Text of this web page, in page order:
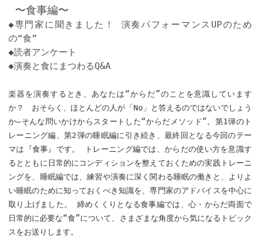
〜食事編〜
◆専門家に聞きました！ 演奏パフォーマンスUPのため
の“食”
◆読者アンケート
◆演奏と食にまつわるQ&A
楽器を演奏するとき、あなたは“からだ”のことを意識しています
か？ おそらく、ほとんどの人が「No」と答えるのではないでしょう
か—そんな問いかけからスタートした“からだメソッド”。第1弾のト
レーニング編、第2弾の睡眠編に引き続き、最終回となる今回のテー
マは『食事』です。 トレーニング編では、からだの使い方を意識す
るとともに日常的にコンディションを整えておくための実践トレーニ
ングを、睡眠編では、練習や演奏に深く関わる睡眠の働きと、よりよ
い睡眠のために知っておくべき知識を、専門家のアドバイスを中心に
取り上げました。 締めくくりとなる食事編では、心・からだ両面で
日常的に必要な“食”について、さまざまな角度から気になるトピック
スをお送りします。